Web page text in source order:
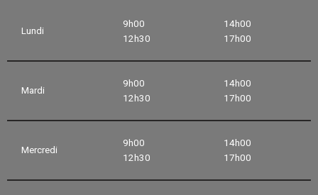
Lundi
9h00
12h30
14h00
17h00
Mardi
9h00
12h30
14h00
17h00
Mercredi
9h00
12h30
14h00
17h00